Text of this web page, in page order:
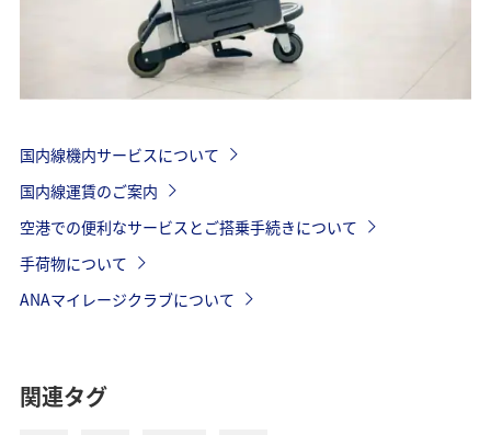
国内線機内サービスについて
国内線運賃のご案内
空港での便利なサービスとご搭乗手続きについて
手荷物について
ANAマイレージクラブについて
関連タグ